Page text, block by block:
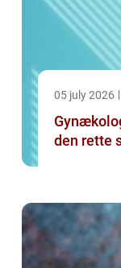
05 july 2026
Gynækolog
den rette